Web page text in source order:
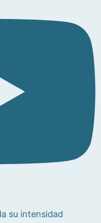
su intensidad